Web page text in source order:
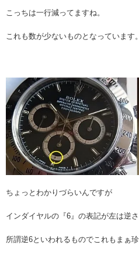
こっちは一行減ってますね。
これも数が少ないものとなっています。
ちょっとわかりづらいんですが
インダイヤルの『6』の表記が左は逆
所謂逆6といわれるものでこれもまぁ珍